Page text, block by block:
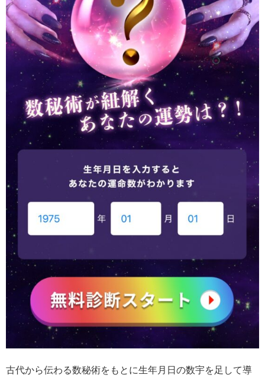
古代から伝わる数秘術をもとに生年月日の数宇を足して導